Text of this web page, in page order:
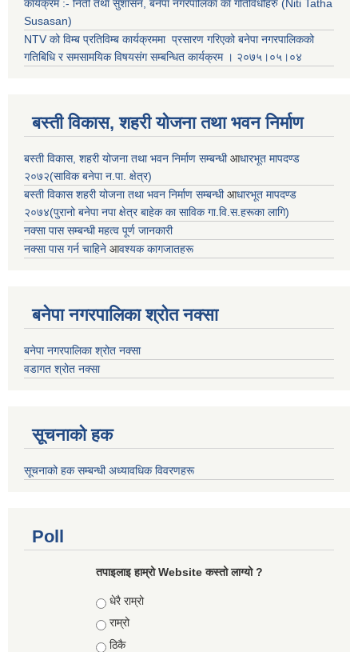
कार्यक्रम :- निती तथा सुशासन, बनेपा नगरपालिका का गतिविधीहरु (Niti Tatha
Susasan)
NTV को विम्ब प्रतिविम्ब कार्यक्रममा प्रसारण गरिएकोबनेपा नगरपालिकको
गतिबिधि र समसामयिक विषयसंग सम्बन्धित कार्यक्रम । २०७५।०५।०४
बस्ती विकास, शहरी योजना तथा भवन निर्माण
बस्ती विकास, शहरी योजना तथा भवन निर्माण सम्बन्धीआधारभूत मापदण्ड
२०७२(साविक बनेपा न.पा. क्षेत्र)
बस्ती विकास शहरी योजना तथा भवन निर्माण सम्बन्धीआधारभूत मापदण्ड
२०७४(पुरानो बनेपा नपा क्षेत्र बाहेक का साविक गा.वि.स.हरूका लागि)
नक्सा पास सम्बन्धी महत्व पूर्ण जानकारी
नक्सा पास गर्न चाहिने आवश्यक कागजातहरू
बनेपा नगरपालिका श्रोत नक्सा
बनेपा नगरपालिका श्रोत नक्सा
वडागत श्रोत नक्सा
सूचनाको हक
सूचनाको हक सम्बन्धी अध्यावधिक विवरणहरू
Poll
तपाइलाइ हाम्रो Website कस्तो लाग्यो ?
Choices
धेरै राम्रो
राम्रो
ठिकै